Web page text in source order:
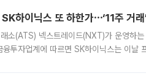
하이닉스 또 하한가⋯‘11주 거래
소(ATS) 넥스트레이드(NXT)가 운영하
투자업계에 따르면 SK하이닉스는 이